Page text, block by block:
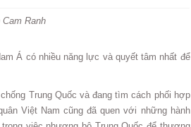
Ranh
Á có nhiều năng lực và quyết tâm nhất để
Trung Quốc và đang tìm cách phối hợp
Việt Nam cũng đã quen với những hành